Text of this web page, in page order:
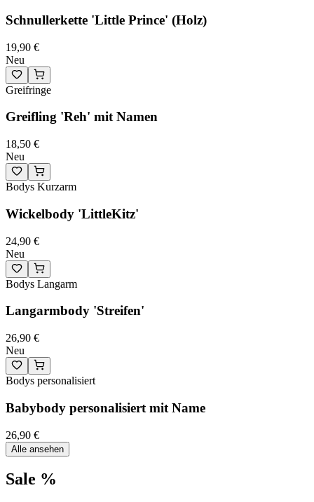
Schnullerkette 'Little Prince' (Holz)
19,90 €
Neu
Greifringe
Greifling 'Reh' mit Namen
18,50 €
Neu
Bodys Kurzarm
Wickelbody 'LittleKitz'
24,90 €
Neu
Bodys Langarm
Langarmbody 'Streifen'
26,90 €
Neu
Bodys personalisiert
Babybody personalisiert mit Name
26,90 €
Alle ansehen
Sale %